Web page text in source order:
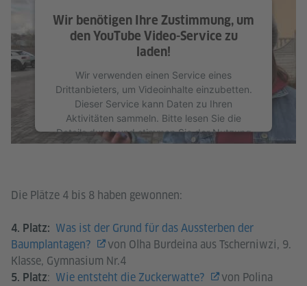
Wir benötigen Ihre Zustimmung, um
den YouTube Video-Service zu
laden!
Wir verwenden einen Service eines
Drittanbieters, um Videoinhalte einzubetten.
Dieser Service kann Daten zu Ihren
Aktivitäten sammeln. Bitte lesen Sie die
Details durch und stimmen Sie der Nutzung
des Service zu, um dieses Video anzusehen.
Die Plätze 4 bis 8 haben gewonnen:
4. Platz: Was ist der Grund für das Aussterben der
Baumplantagen?
von Olha Burdeina aus Tscherniwzi, 9.
Klasse, Gymnasium Nr.4
5. Platz: Wie entsteht die Zuckerwatte?
von Polina